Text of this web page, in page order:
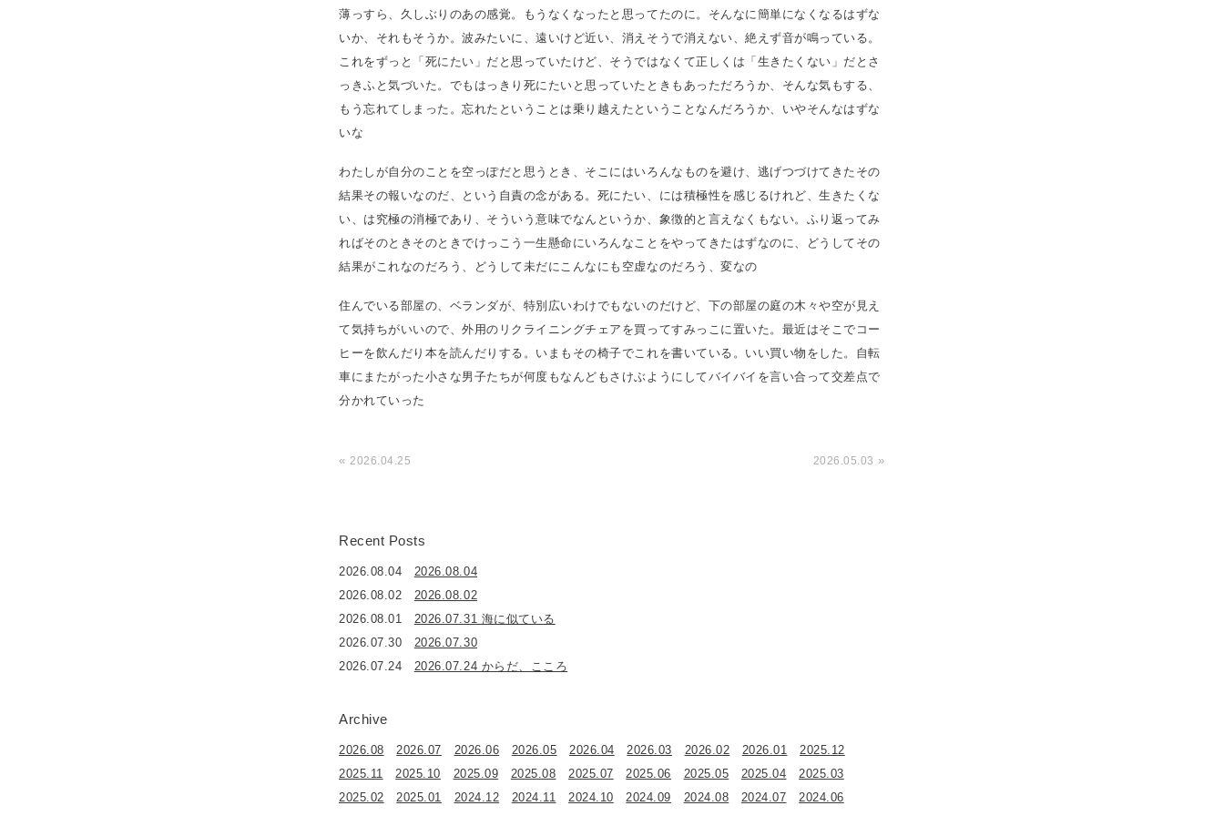
薄っすら、久しぶりのあの感覚。もうなくなったと思ってたのに。そんなに簡単になくなるはずな
いか、それもそうか。波みたいに、遠いけど近い、消えそうで消えない、絶えず音が鳴っている。
これをずっと「死にたい」だと思っていたけど、そうではなくて正しくは「生きたくない」だとさ
っきふと気づいた。でもはっきり死にたいと思っていたときもあっただろうか、そんな気もする、
もう忘れてしまった。忘れたということは乗り越えたということなんだろうか、いやそんなはずな
いな
わたしが自分のことを空っぽだと思うとき、そこにはいろんなものを避け、逃げつづけてきたその
結果その報いなのだ、という自責の念がある。死にたい、には積極性を感じるけれど、生きたくな
い、は究極の消極であり、そういう意味でなんというか、象徴的と言えなくもない。ふり返ってみ
ればそのときそのときでけっこう一生懸命にいろんなことをやってきたはずなのに、どうしてその
結果がこれなのだろう、どうして未だにこんなにも空虚なのだろう、変なの
住んでいる部屋の、ベランダが、特別広いわけでもないのだけど、下の部屋の庭の木々や空が見え
て気持ちがいいので、外用のリクライニングチェアを買ってすみっこに置いた。最近はそこでコー
ヒーを飲んだり本を読んだりする。いまもその椅子でこれを書いている。いい買い物をした。自転
車にまたがった小さな男子たちが何度もなんどもさけぶようにしてバイバイを言い合って交差点で
分かれていった
« 2026.04.25 2026.05.03 »
Recent Posts
2026.08.04
2026.08.04
2026.08.02
2026.08.02
2026.08.01
2026.07.31 海に似ている
2026.07.30
2026.07.30
2026.07.24
2026.07.24 からだ、こころ
Archive
2026.08 2026.07 2026.06 2026.05 2026.04 2026.03 2026.02 2026.01
2025.12
2025.11
2025.10 2025.09 2025.08 2025.07 2025.06 2025.05 2025.04
2025.03
2025.02
2025.01 2024.12 2024.11 2024.10 2024.09 2024.08 2024.07
2024.06